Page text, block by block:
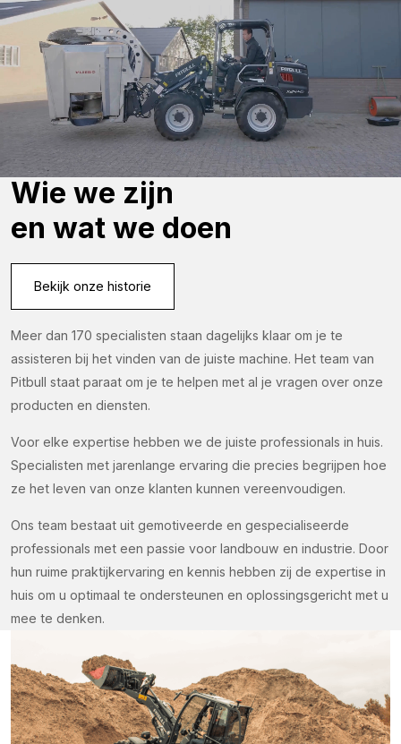
Wie we zijn
en wat we doen
Bekijk onze historie
Meer dan 170 specialisten staan dagelijks klaar om je te
assisteren bij het vinden van de juiste machine. Het team van
Pitbull staat paraat om je te helpen met al je vragen over onze
producten en diensten.
Voor elke expertise hebben we de juiste professionals in huis.
Specialisten met jarenlange ervaring die precies begrijpen hoe
ze het leven van onze klanten kunnen vereenvoudigen.
Ons team bestaat uit gemotiveerde en gespecialiseerde
professionals met een passie voor landbouw en industrie. Door
hun ruime praktijkervaring en kennis hebben zij de expertise in
huis om u optimaal te ondersteunen en oplossingsgericht met u
mee te denken.